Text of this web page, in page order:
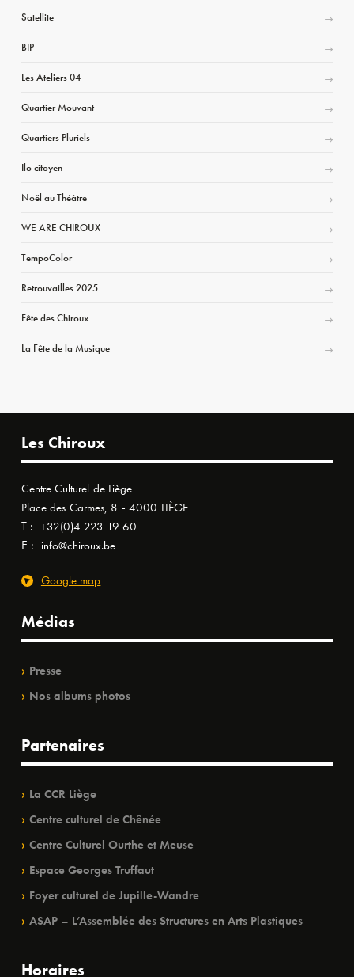
Satellite
BIP
Les Ateliers 04
Quartier Mouvant
Quartiers Pluriels
Ilo citoyen
Noël au Théâtre
WE ARE CHIROUX
TempoColor
Retrouvailles 2025
Fête des Chiroux
La Fête de la Musique
Les Chiroux
Centre Culturel de Liège
Place des Carmes, 8 - 4000 LIÈGE
T : +32(0)4 223 19 60
E : info@chiroux.be
Google map
Médias
Presse
Nos albums photos
Partenaires
La CCR Liège
Centre culturel de Chênée
Centre Culturel Ourthe et Meuse
Espace Georges Truffaut
Foyer culturel de Jupille-Wandre
ASAP – L’Assemblée des Structures en Arts Plastiques
Horaires